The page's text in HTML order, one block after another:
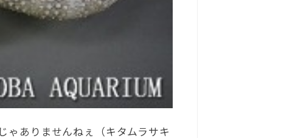
ゃありませんねぇ（キタムラサキ